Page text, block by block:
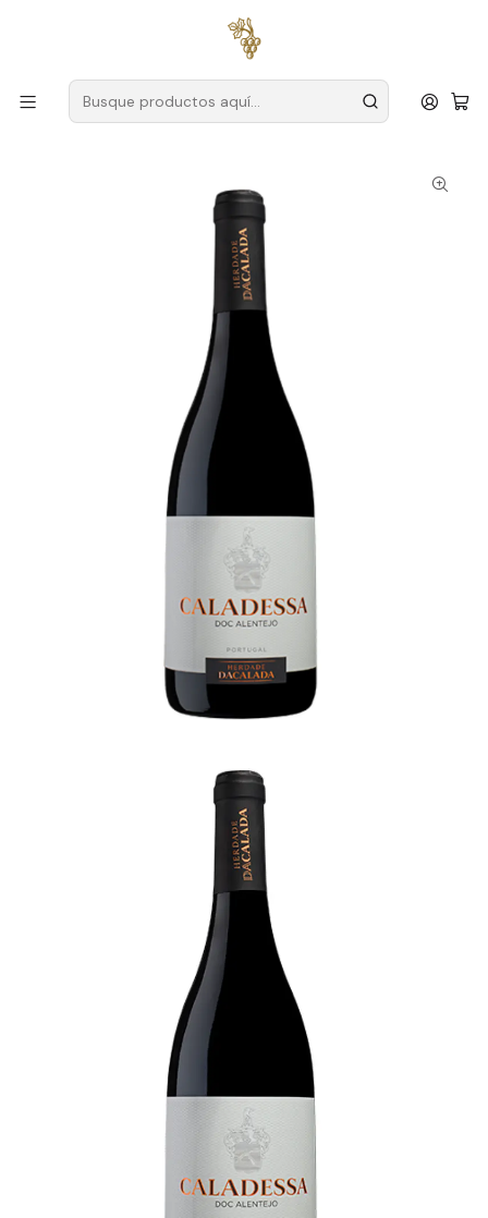
para pedidos superiores a
Productores Alentejo
Finca Calada
Caladessa Magnum 2020 Alentejo Vino Tinto 1,5L